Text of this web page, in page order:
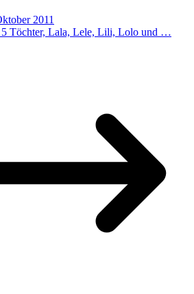
2011
5 Töchter, Lala, Lele, Lili, Lolo und …